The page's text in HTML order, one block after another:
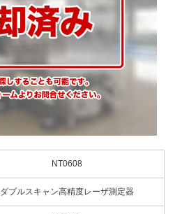
NT0608
ダブルスキャン高精度レーザ測定器